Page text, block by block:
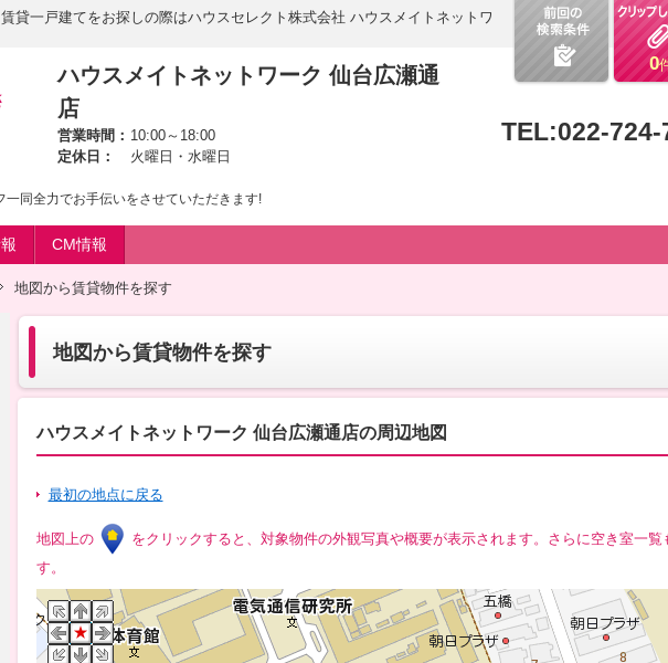
0
貸一戸建てをお探しの際はハウスセレクト株式会社 ハウスメイトネットワ
ハウスメイトネットワーク 仙台広瀬通
店
営業時間： 10:00～18:00
定休日：
火曜日・水曜日
TEL:022-724-
同全力でお手伝いをさせていただきます!
CM情報
地図から賃貸物件を探す
地図から賃貸物件を探す
ハウスメイトネットワーク 仙台広瀬通店の周辺地図
最初の地点に戻る
地図上の
をクリックすると、対象物件の外観写真や概要が表示されます。さらに空き室一覧
す。